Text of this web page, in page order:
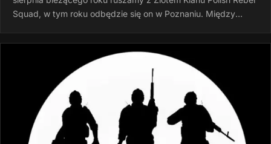
Squad, w tym roku odbędzie się on w Poznaniu. Między